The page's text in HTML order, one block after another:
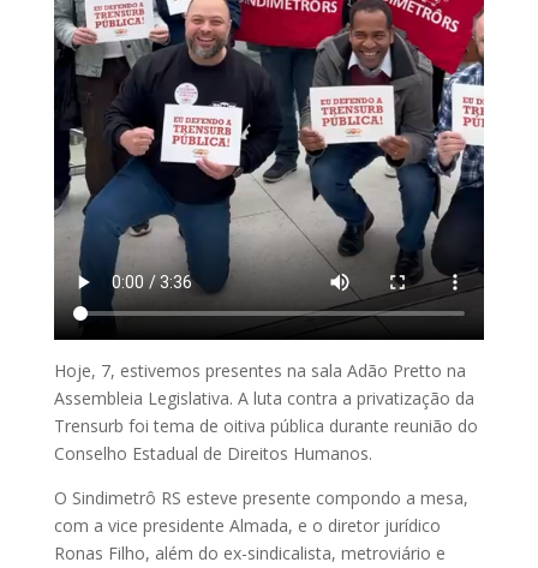
Hoje, 7, estivemos presentes na sala Adão Pretto na
Assembleia Legislativa. A luta contra a privatização da
Trensurb foi tema de oitiva pública durante reunião do
Conselho Estadual de Direitos Humanos.
O Sindimetrô RS esteve presente compondo a mesa,
com a vice presidente Almada, e o diretor jurídico
Ronas Filho, além do ex-sindicalista, metroviário e